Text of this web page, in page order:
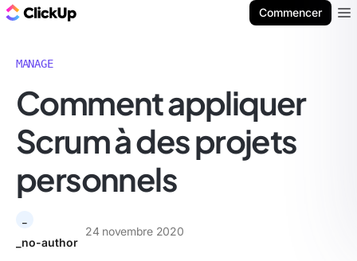
Commencer
MANAGE
Comment appliquer
Scrum à des projets
personnels
_no-author
24 novembre 2020